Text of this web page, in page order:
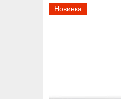
Новинка